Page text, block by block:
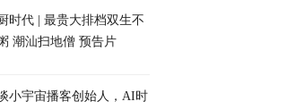
时代 | 最贵大排档双生不
潮汕扫地僧 预告片
小宇宙播客创始人，AI时